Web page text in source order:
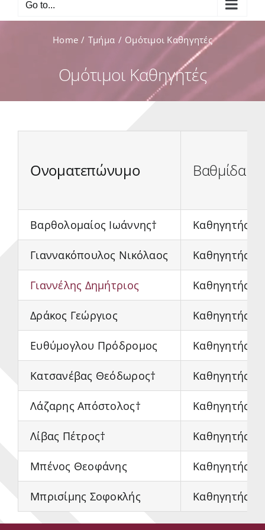
Go to...
Home Τμήμα Ομότιμοι Καθηγητές
Ομότιμοι Καθηγητές
Ονοματεπώνυμο Βαθμίδα
Βαρθολομαίος Ιωάννης† Καθηγητής
Γιαννακόπουλος Νικόλαος Καθηγητής
Γιαννέλης Δημήτριος Καθηγητής
Δράκος Γεώργιος Καθηγητής
Ευθύμογλου Πρόδρομος Καθηγητής
Κατσανέβας Θεόδωρος† Καθηγητής
Λάζαρης Απόστολος† Καθηγητής
Λίβας Πέτρος† Καθηγητής
Μπένος Θεοφάνης Καθηγητής
Μπρισίμης Σοφοκλής Καθηγητής